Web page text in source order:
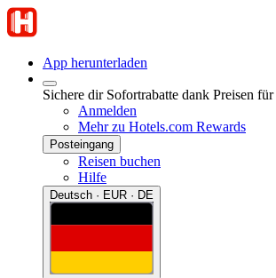
App herunterladen
Sichere dir Sofortrabatte dank Preisen
Anmelden
Mehr zu Hotels.com Rewards
Posteingang
Reisen buchen
Hilfe
Deutsch · EUR · DE